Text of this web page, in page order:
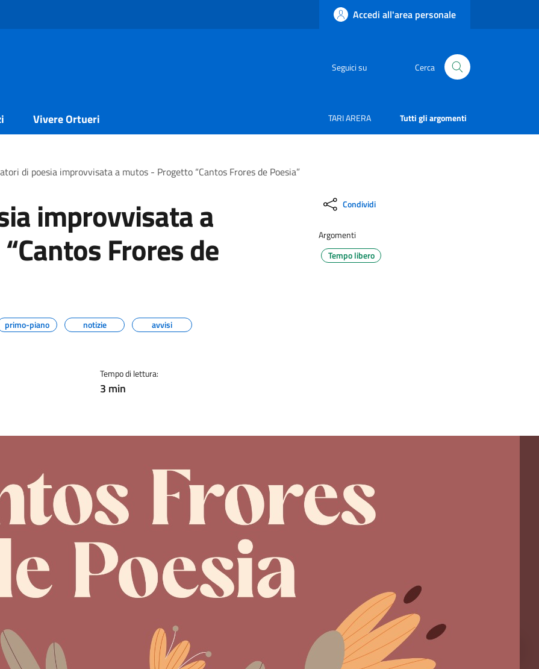
Accedi all'area personale
Seguici su Cerca
Vivere Ortueri TARI ARERA Tutti gli argomenti
di poesia improvvisata a mutos - Progetto “Cantos Frores de Poesia”
improvvisata a
Frores de
primo-piano notizie avvisi
Tempo di lettura:
3 min
Condividi
Argomenti
Tempo libero